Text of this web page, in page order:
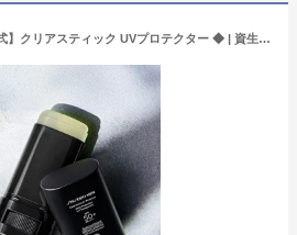
【SHISEIDO MEN公式】クリアスティック UVプロテクター ◆ | 資生堂メン | SPF 50+ / PA++++ 日焼け止め 日焼けどめ スティックタイプ 日焼け止めスティック メンズコスメ ウォータープルーフ